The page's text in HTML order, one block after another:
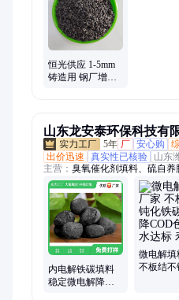
硅酸铝纤维、煅烧石油焦、石墨
恒光供应 1-5mm
铸造用 钢厂增碳
山东龙安泰环保科技有
5年 厂 安心购
出价迅速
真实性已核验
山东
主营： 臭氧催化剂填料、硫自
电解填料、次氯酸钠发生器、
塔、电絮凝、芬顿流化床、芬顿
内电解铁碳填料
稳定微电解降
微电解填
不板结不